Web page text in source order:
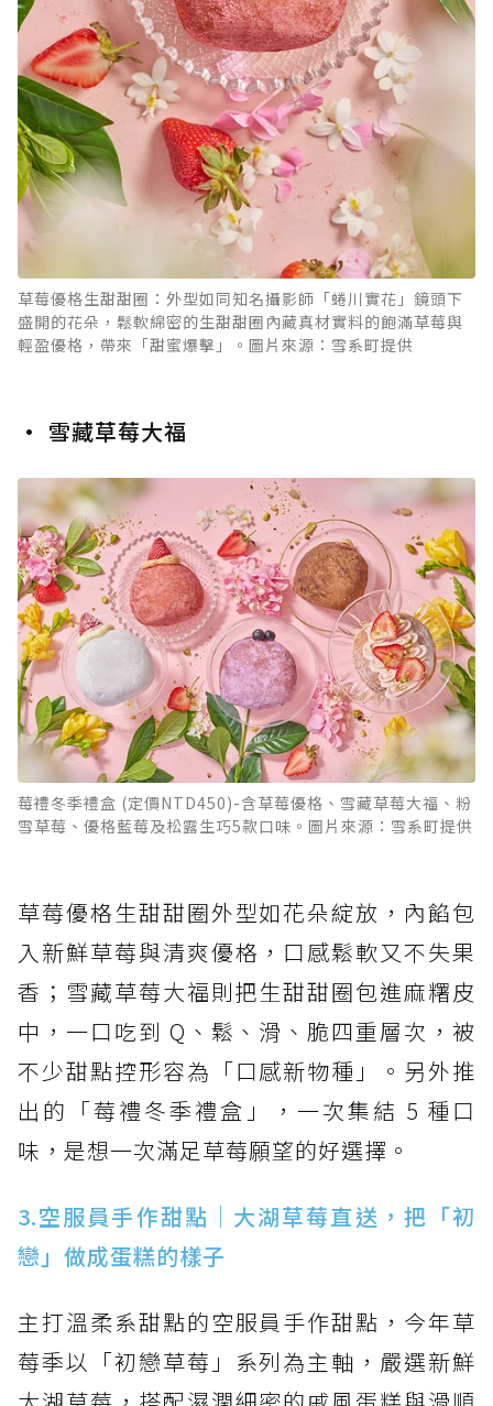
草莓優格生甜甜圈：外型如同知名攝影師「蜷川實花」鏡頭下
盛開的花朵，鬆軟綿密的生甜甜圈內藏真材實料的飽滿草莓與
輕盈優格，帶來「甜蜜爆擊」。圖片來源：雪系町提供
• 雪藏草莓大福
莓禮冬季禮盒 (定價NTD450)-含草莓優格、雪藏草莓大福、粉
雪草莓、優格藍莓及松露生巧5款口味。圖片來源：雪系町提供
草莓優格生甜甜圈外型如花朵綻放，內餡包
入新鮮草莓與清爽優格，口感鬆軟又不失果
香；雪藏草莓大福則把生甜甜圈包進麻糬皮
中，一口吃到 Q、鬆、滑、脆四重層次，被
不少甜點控形容為「口感新物種」。另外推
出的「莓禮冬季禮盒」，一次集結 5 種口
味，是想一次滿足草莓願望的好選擇。
3.空服員手作甜點｜大湖草莓直送，把「初
戀」做成蛋糕的樣子
主打溫柔系甜點的空服員手作甜點，今年草
莓季以「初戀草莓」系列為主軸，嚴選新鮮